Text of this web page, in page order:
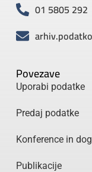
Povezave
Uporabi podatke
Predaj podatke
Konference in
Publikacije
01 5805 292